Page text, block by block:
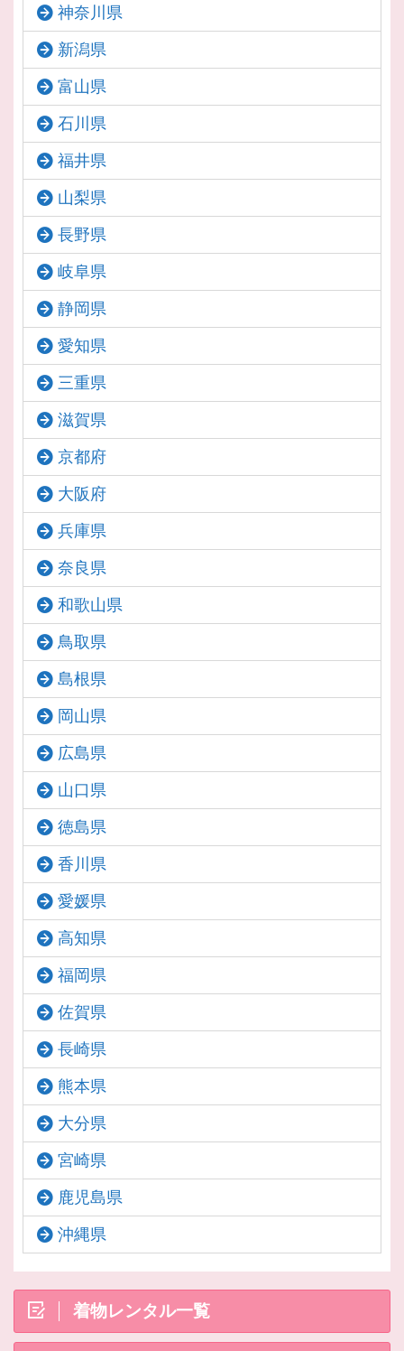
神奈川県
新潟県
富山県
石川県
福井県
山梨県
長野県
岐阜県
静岡県
愛知県
三重県
滋賀県
京都府
大阪府
兵庫県
奈良県
和歌山県
鳥取県
島根県
岡山県
広島県
山口県
徳島県
香川県
愛媛県
高知県
福岡県
佐賀県
長崎県
熊本県
大分県
宮崎県
鹿児島県
沖縄県
着物レンタル一覧